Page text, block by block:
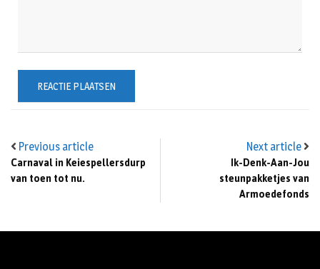
Previous article
Carnaval in Keiespellersdurp
van toen tot nu.
Next article
Ik-Denk-Aan-Jou
steunpakketjes van
Armoedefonds